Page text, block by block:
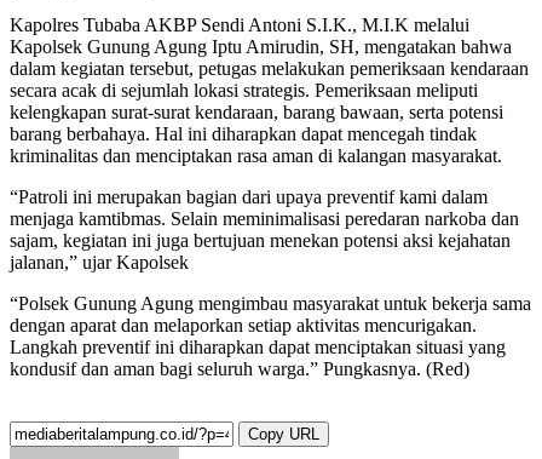
Kapolres Tubaba AKBP Sendi Antoni S.I.K., M.I.K melalui
Kapolsek Gunung Agung Iptu Amirudin, SH, mengatakan bahwa
dalam kegiatan tersebut, petugas melakukan pemeriksaan kendaraan
secara acak di sejumlah lokasi strategis. Pemeriksaan meliputi
kelengkapan surat-surat kendaraan, barang bawaan, serta potensi
barang berbahaya. Hal ini diharapkan dapat mencegah tindak
kriminalitas dan menciptakan rasa aman di kalangan masyarakat.
“Patroli ini merupakan bagian dari upaya preventif kami dalam
menjaga kamtibmas. Selain meminimalisasi peredaran narkoba dan
sajam, kegiatan ini juga bertujuan menekan potensi aksi kejahatan
jalanan,” ujar Kapolsek
“Polsek Gunung Agung mengimbau masyarakat untuk bekerja sama
dengan aparat dan melaporkan setiap aktivitas mencurigakan.
Langkah preventif ini diharapkan dapat menciptakan situasi yang
kondusif dan aman bagi seluruh warga.” Pungkasnya. (Red)
Copy URL